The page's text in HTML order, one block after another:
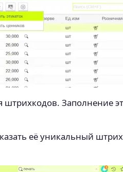
Заполнение
её уникальный